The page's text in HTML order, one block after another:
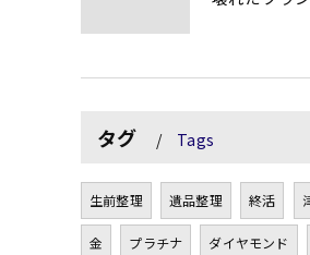
タグ Tags
生前整理 遺品整理 終活
金 プラチナ ダイヤモンド